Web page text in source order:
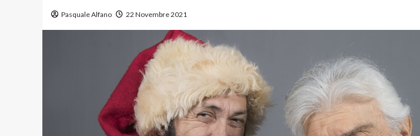
Pasquale Alfano 22 Novembre 2021